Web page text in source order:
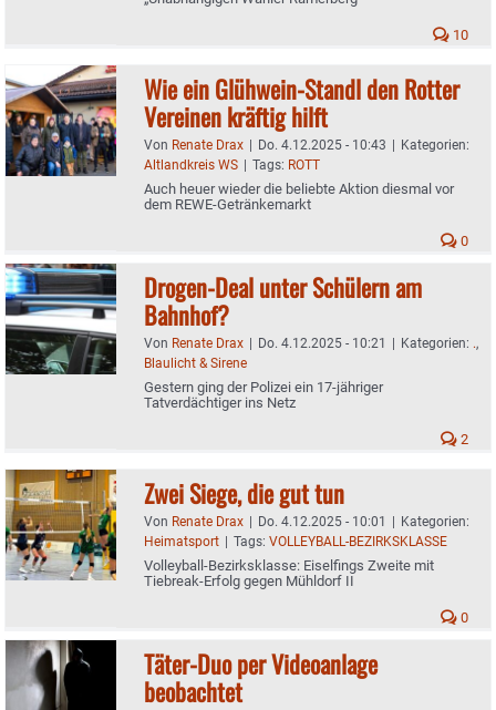
10
Wie ein Glühwein-Standl den Rotter
Vereinen kräftig hilft
Von Renate Drax | Do. 4.12.2025 - 10:43 | Kategorien:
Altlandkreis WS | Tags: ROTT
Auch heuer wieder die beliebte Aktion diesmal vor
dem REWE-Getränkemarkt
0
Drogen-Deal unter Schülern am
Bahnhof?
Von Renate Drax | Do. 4.12.2025 - 10:21 | Kategorien: .,
Blaulicht & Sirene
Gestern ging der Polizei ein 17-jähriger
Tatverdächtiger ins Netz
2
Zwei Siege, die gut tun
Von Renate Drax | Do. 4.12.2025 - 10:01 | Kategorien:
Heimatsport | Tags: VOLLEYBALL-BEZIRKSKLASSE
Volleyball-Bezirksklasse: Eiselfings Zweite mit
Tiebreak-Erfolg gegen Mühldorf II
0
Täter-Duo per Videoanlage
beobachtet